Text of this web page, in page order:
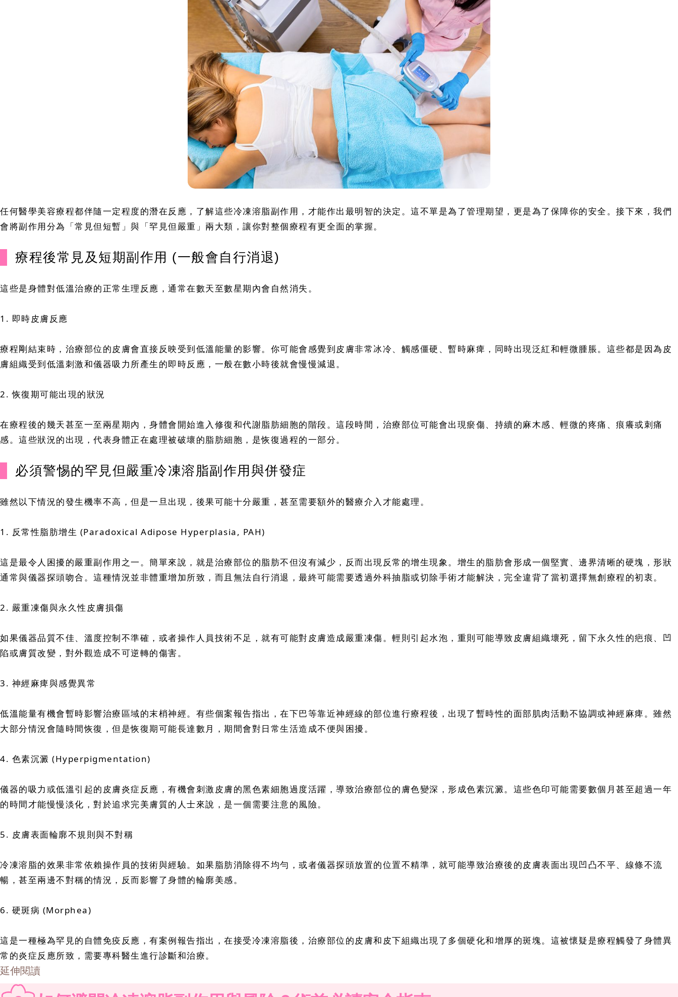
任何醫學美容療程都伴隨一定程度的潛在反應，了解這些冷凍溶脂副作用，才能作出最明智的決定。這不單是為了管理期望，更是為了保障你的安全。接下來，我們
會將副作用分為「常見但短暫」與「罕見但嚴重」兩大類，讓你對整個療程有更全面的掌握。
療程後常見及短期副作用 (一般會自行消退)
這些是身體對低溫治療的正常生理反應，通常在數天至數星期內會自然消失。
1. 即時皮膚反應
療程剛結束時，治療部位的皮膚會直接反映受到低溫能量的影響。你可能會感覺到皮膚非常冰冷、觸感僵硬、暫時麻痺，同時出現泛紅和輕微腫脹。這些都是因為皮
膚組織受到低溫刺激和儀器吸力所產生的即時反應，一般在數小時後就會慢慢減退。
2. 恢復期可能出現的狀況
在療程後的幾天甚至一至兩星期內，身體會開始進入修復和代謝脂肪細胞的階段。這段時間，治療部位可能會出現瘀傷、持續的麻木感、輕微的疼痛、痕癢或刺痛
感。這些狀況的出現，代表身體正在處理被破壞的脂肪細胞，是恢復過程的一部分。
必須警惕的罕見但嚴重冷凍溶脂副作用與併發症
雖然以下情況的發生機率不高，但是一旦出現，後果可能十分嚴重，甚至需要額外的醫療介入才能處理。
1. 反常性脂肪增生 (Paradoxical Adipose Hyperplasia, PAH)
這是最令人困擾的嚴重副作用之一。簡單來說，就是治療部位的脂肪不但沒有減少，反而出現反常的增生現象。增生的脂肪會形成一個堅實、邊界清晰的硬塊，形狀
通常與儀器探頭吻合。這種情況並非體重增加所致，而且無法自行消退，最終可能需要透過外科抽脂或切除手術才能解決，完全違背了當初選擇無創療程的初衷。
2. 嚴重凍傷與永久性皮膚損傷
如果儀器品質不佳、溫度控制不準確，或者操作人員技術不足，就有可能對皮膚造成嚴重凍傷。輕則引起水泡，重則可能導致皮膚組織壞死，留下永久性的疤痕、凹
陷或膚質改變，對外觀造成不可逆轉的傷害。
3. 神經麻痺與感覺異常
低溫能量有機會暫時影響治療區域的末梢神經。有些個案報告指出，在下巴等靠近神經線的部位進行療程後，出現了暫時性的面部肌肉活動不協調或神經麻痺。雖然
大部分情況會隨時間恢復，但是恢復期可能長達數月，期間會對日常生活造成不便與困擾。
4. 色素沉澱 (Hyperpigmentation)
儀器的吸力或低溫引起的皮膚炎症反應，有機會刺激皮膚的黑色素細胞過度活躍，導致治療部位的膚色變深，形成色素沉澱。這些色印可能需要數個月甚至超過一年
的時間才能慢慢淡化，對於追求完美膚質的人士來說，是一個需要注意的風險。
5. 皮膚表面輪廓不規則與不對稱
冷凍溶脂的效果非常依賴操作員的技術與經驗。如果脂肪消除得不均勻，或者儀器探頭放置的位置不精準，就可能導致治療後的皮膚表面出現凹凸不平、線條不流
暢，甚至兩邊不對稱的情況，反而影響了身體的輪廓美感。
6. 硬斑病 (Morphea)
這是一種極為罕見的自體免疫反應，有案例報告指出，在接受冷凍溶脂後，治療部位的皮膚和皮下組織出現了多個硬化和增厚的斑塊。這被懷疑是療程觸發了身體異
常的炎症反應所致，需要專科醫生進行診斷和治療。
延伸閱讀